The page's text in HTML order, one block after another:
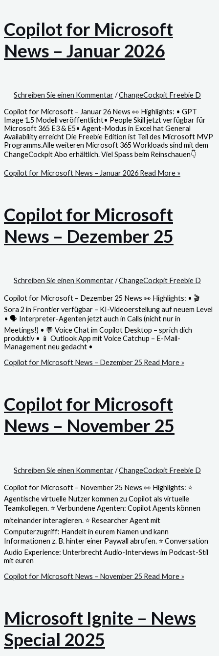
Copilot for Microsoft
News – Januar 2026
Schreiben Sie einen Kommentar/ChangeCockpit Freebie D
Copilot for Microsoft – Januar 26 News 👀 Highlights: • GPT
Image 1.5 Modell veröffentlicht• People Skill jetzt verfügbar für
Microsoft 365 E3 & E5• Agent-Modus in Excel hat General
Availability erreicht Die Freebie Edition ist Teil des Microsoft MVP
Programms.Alle weiteren Microsoft 365 Workloads sind mit dem
ChangeCockpit Abo erhältlich. Viel Spass beim Reinschauen👇
Copilot for Microsoft News – Januar 2026 Read More »
Copilot for Microsoft
News – Dezember 25
Schreiben Sie einen Kommentar/ChangeCockpit Freebie D
Copilot for Microsoft – Dezember 25 News 👀 Highlights: • 🎬
Sora 2 in Frontier verfügbar – KI-Videoerstellung auf neuem Level
• 🗣️ Interpreter-Agenten jetzt auch in Calls (nicht nur in
Meetings!) • 💬 Voice Chat im Copilot Desktop – sprich dich
produktiv • 📱 Outlook App mit Voice Catchup – E-Mail-
Management neu gedacht •
Copilot for Microsoft News – Dezember 25 Read More »
Copilot for Microsoft
News – November 25
Schreiben Sie einen Kommentar/ChangeCockpit Freebie D
Copilot for Microsoft – November 25 News 👀 Highlights: ⭐
Agentische virtuelle Nutzer kommen zu Copilot als virtuelle
Teamkollegen. ⭐ Verbundene Agenten: Copilot Agents können
miteinander interagieren. ⭐ Researcher Agent mit
Computerzugriff: Handelt in eurem Namen und kann
Informationen z. B. hinter einer Paywall abrufen. ⭐ Conversation
Audio Experience: Unterbrecht Audio-Interviews im Podcast-Stil
mit euren
Copilot for Microsoft News – November 25 Read More »
Microsoft Ignite – News
Special 2025